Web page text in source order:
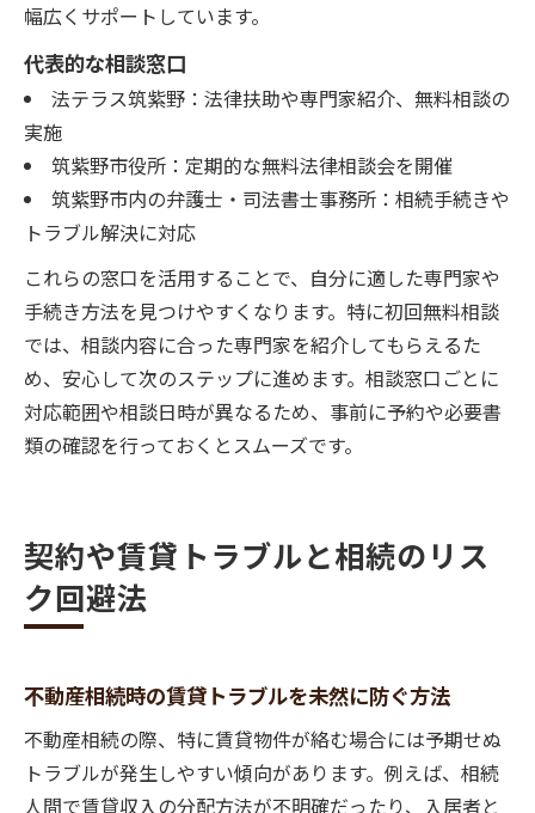
幅広くサポートしています。
代表的な相談窓口
法テラス筑紫野：法律扶助や専門家紹介、無料相談の
実施
筑紫野市役所：定期的な無料法律相談会を開催
筑紫野市内の弁護士・司法書士事務所：相続手続きや
トラブル解決に対応
これらの窓口を活用することで、自分に適した専門家や
手続き方法を見つけやすくなります。特に初回無料相談
では、相談内容に合った専門家を紹介してもらえるた
め、安心して次のステップに進めます。相談窓口ごとに
対応範囲や相談日時が異なるため、事前に予約や必要書
類の確認を行っておくとスムーズです。
契約や賃貸トラブルと相続のリス
ク回避法
不動産相続時の賃貸トラブルを未然に防ぐ方法
不動産相続の際、特に賃貸物件が絡む場合には予期せぬ
トラブルが発生しやすい傾向があります。例えば、相続
人間で賃貸収入の分配方法が不明確だったり、入居者と